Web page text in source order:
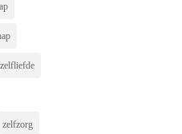
zelfliefde
zelfzorg